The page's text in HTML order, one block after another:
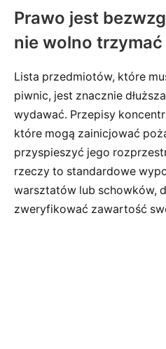
Prawo jest
nie wolno
Lista przedmiotów, które
piwnic, jest znacznie
wydawać. Przepisy
które mogą zainicjować
przyspieszyć jego
rzeczy to standardowe
warsztatów lub schowków,
zweryfikować zawartość